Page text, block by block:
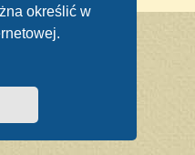
określić w